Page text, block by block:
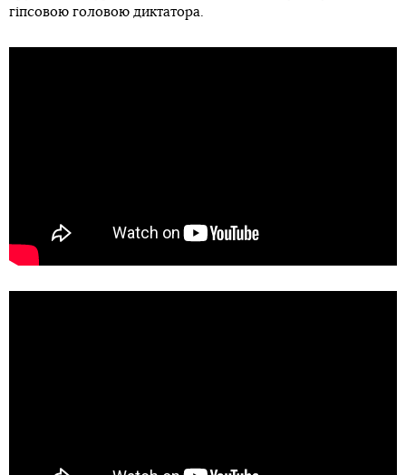
гіпсовою головою диктатора.